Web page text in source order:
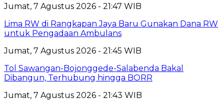
Jumat, 7 Agustus 2026 - 21:47 WIB
Lima RW di Rangkapan Jaya Baru Gunakan Dana RW
untuk Pengadaan Ambulans
Jumat, 7 Agustus 2026 - 21:45 WIB
Tol Sawangan-Bojonggede-Salabenda Bakal
Dibangun, Terhubung hingga BORR
Jumat, 7 Agustus 2026 - 21:43 WIB